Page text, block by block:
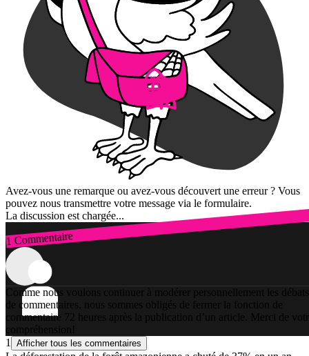
Avez-vous une remarque ou avez-vous découvert une erreur ? Vous
pouvez nous transmettre votre message via le formulaire.
La discussion est chargée...
1 Commentaire
Connexion
Comme nous voulons continuer à modérer personnellement les débats
de commentaires, nous sommes obligés de fermer la fonction de
commentaire 72 heures après la publication d’un article. Merci de
compréhension!
1
Afficher tous les commentaires